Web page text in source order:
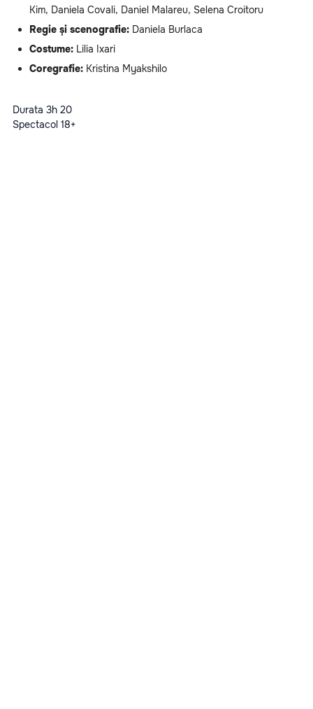
Kim, Daniela Covali, Daniel Malareu, Selena Croitoru
Regie și scenografie: Daniela Burlaca
Costume: Lilia Ixari
Coregrafie: Kristina Myakshilo
Durata 3h 20
Spectacol 18+